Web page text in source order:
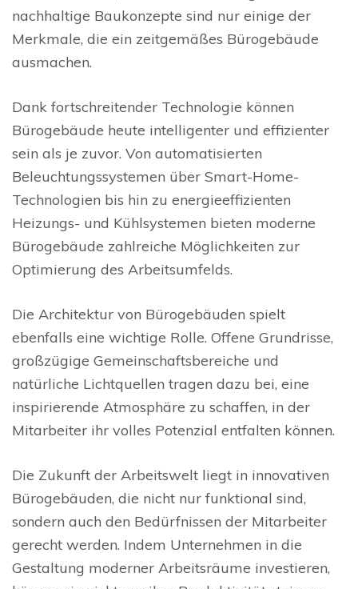
nachhaltige Baukonzepte sind nur einige der
Merkmale, die ein zeitgemäßes Bürogebäude
ausmachen.
Dank fortschreitender Technologie können
Bürogebäude heute intelligenter und effizienter
sein als je zuvor. Von automatisierten
Beleuchtungssystemen über Smart-Home-
Technologien bis hin zu energieeffizienten
Heizungs- und Kühlsystemen bieten moderne
Bürogebäude zahlreiche Möglichkeiten zur
Optimierung des Arbeitsumfelds.
Die Architektur von Bürogebäuden spielt
ebenfalls eine wichtige Rolle. Offene Grundrisse,
großzügige Gemeinschaftsbereiche und
natürliche Lichtquellen tragen dazu bei, eine
inspirierende Atmosphäre zu schaffen, in der
Mitarbeiter ihr volles Potenzial entfalten können.
Die Zukunft der Arbeitswelt liegt in innovativen
Bürogebäuden, die nicht nur funktional sind,
sondern auch den Bedürfnissen der Mitarbeiter
gerecht werden. Indem Unternehmen in die
Gestaltung moderner Arbeitsräume investieren,